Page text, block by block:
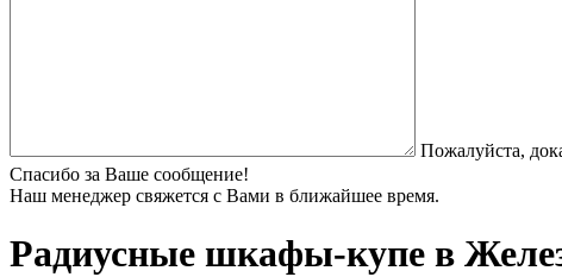
Пожалуйста,
Спасибо за Ваше сообщение!
Наш менеджер свяжется с Вами в ближайшее время.
Радиусные шкафы-купе в